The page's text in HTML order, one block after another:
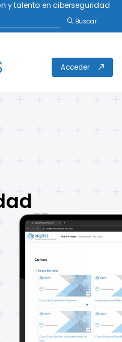
y talento en ciberseguridad
Buscar
Acceder